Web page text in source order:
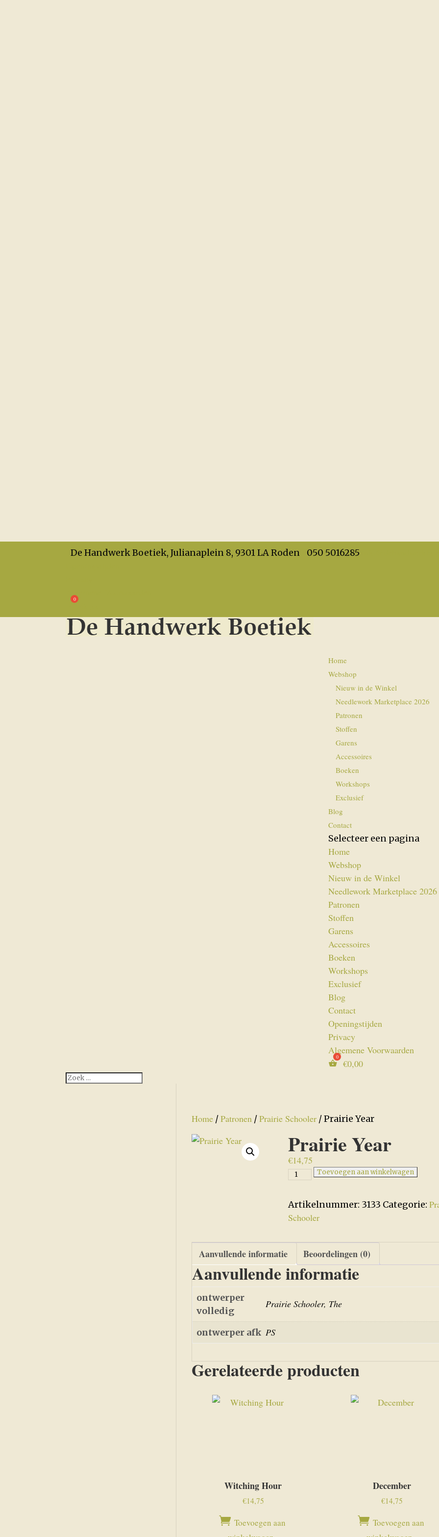
De Handwerk Boetiek, Julianaplein 8, 9301 LA Roden 050 5016285
Algemene Voorwaarden
Home
Webshop
Nieuw in de Winkel
Needlework Marketplace 2026
Patronen
Stoffen
Garens
Accessoires
Boeken
Workshops
Exclusief
Blog
Contact
Selecteer een pagina
Home
Webshop
Nieuw in de Winkel
Needlework Marketplace 2026
Patronen
Stoffen
Garens
Accessoires
Boeken
Workshops
Exclusief
Blog
Contact
Openingstijden
Privacy
Algemene Voorwaarden
€0,00
Home /Patronen /Prairie Schooler / Prairie Year
Prairie Year
€14,75
Prairie
aantal
Toevoegen aan winkelwagen
Artikelnummer: 3133 Categorie:
Schooler
Aanvullende informatie Beoordelingen (0)
Aanvullende informatie
ontwerper
volledig
Prairie Schooler, The
ontwerper afk PS
Gerelateerde producten
Witching Hour
€14,75
Toevoegen aan
December
€14,75
Toevoegen aan